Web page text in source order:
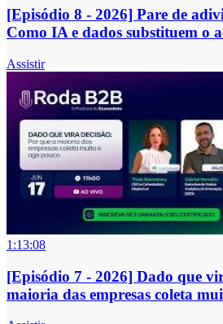
[Episódio 8 - 2026] Pare de
Como IA e dados substituem o
Assistir
1:13:08
[Episódio 7 - 2026] Dado que
maioria das empresas coleta